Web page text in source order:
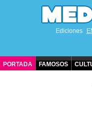
Ediciones
PORTADA FAMOSOS